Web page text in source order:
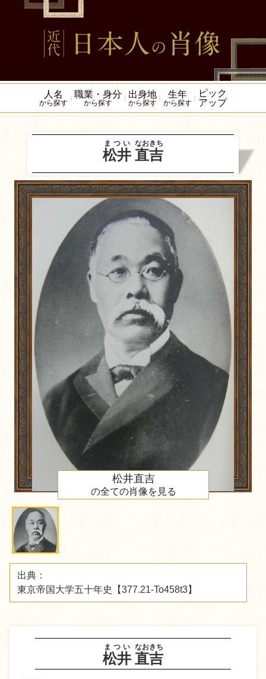
人名
から探す
職業・身分
から探す
出身地
から探す
生年
から探す
ピック
アップ
松井
まつい
直吉
なおきち
松井
まつい
直吉
なおきち
松井直吉
の全ての肖像を見る
出典：
東京帝国大学五十年史【377.21-To458t3】